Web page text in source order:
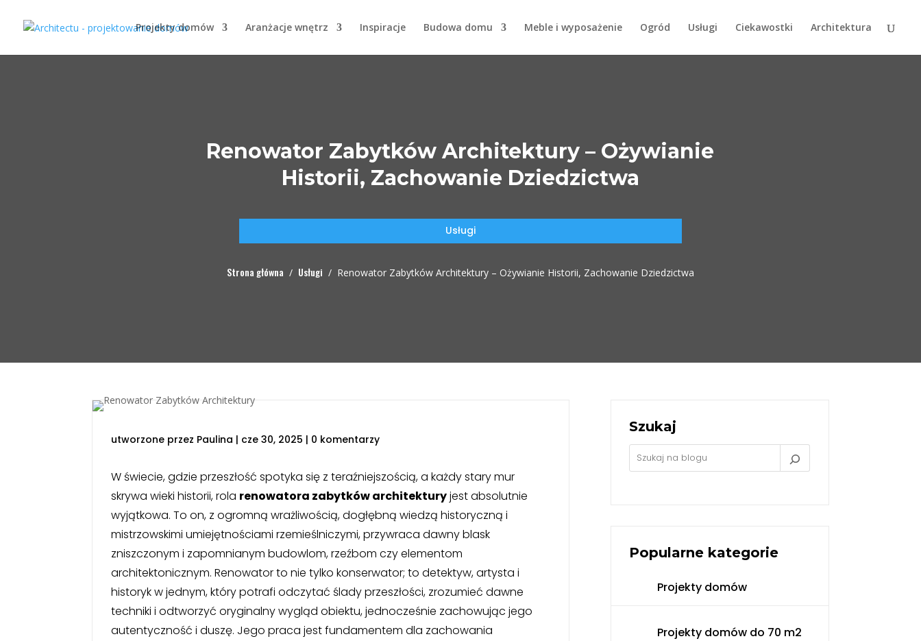
Projekty domów Aranżacje wnętrz Inspiracje Budowa domu Meble i wyposażenie Ogród Usługi Ciekawostki Architektura
Renowator Zabytków Architektury – Ożywianie
Historii, Zachowanie Dziedzictwa
Usługi
Strona główna / Usługi / Renowator Zabytków Architektury – Ożywianie Historii, Zachowanie Dziedzictwa
utworzone przez Paulina | cze 30, 2025 | 0 komentarzy
W świecie, gdzie przeszłość spotyka się z teraźniejszością, a każdy stary mur
skrywa wieki historii, rola renowatora zabytków architekturyjest absolutnie
wyjątkowa. To on, z ogromną wrażliwością, dogłębną wiedzą historyczną i
mistrzowskimi umiejętnościami rzemieślniczymi, przywraca dawny blask
zniszczonym i zapomnianym budowlom, rzeźbom czy elementom
architektonicznym. Renowator to nie tylko konserwator; to detektyw, artysta i
historyk w jednym, który potrafi odczytać ślady przeszłości, zrozumieć dawne
techniki i odtworzyć oryginalny wygląd obiektu, jednocześnie zachowując jego
autentyczność i duszę. Jego praca jest fundamentem dla zachowania
Szukaj
Popularne kategorie
Projekty domów
Projekty domów do 70 m2